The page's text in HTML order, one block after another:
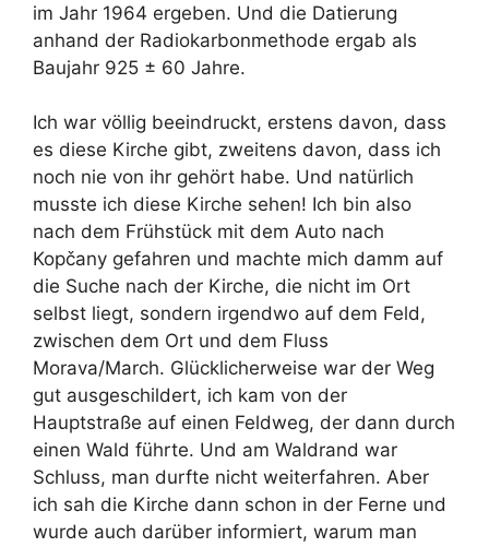
im Jahr 1964 ergeben. Und die Datierung
anhand der Radiokarbonmethode ergab als
Baujahr 925 ± 60 Jahre.
Ich war völlig beeindruckt, erstens davon, dass
es diese Kirche gibt, zweitens davon, dass ich
noch nie von ihr gehört habe. Und natürlich
musste ich diese Kirche sehen! Ich bin also
nach dem Frühstück mit dem Auto nach
Kopčany gefahren und machte mich damm auf
die Suche nach der Kirche, die nicht im Ort
selbst liegt, sondern irgendwo auf dem Feld,
zwischen dem Ort und dem Fluss
Morava/March. Glücklicherweise war der Weg
gut ausgeschildert, ich kam von der
Hauptstraße auf einen Feldweg, der dann durch
einen Wald führte. Und am Waldrand war
Schluss, man durfte nicht weiterfahren. Aber
ich sah die Kirche dann schon in der Ferne und
wurde auch darüber informiert, warum man